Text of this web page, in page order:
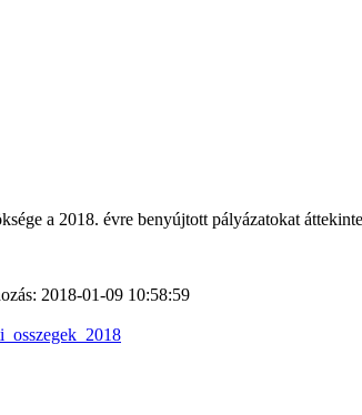
a 2018. évre benyújtott pályázatokat
2018-01-09 10:58:59